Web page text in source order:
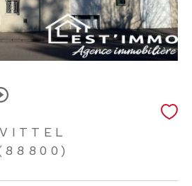
VITTEL
(88800)